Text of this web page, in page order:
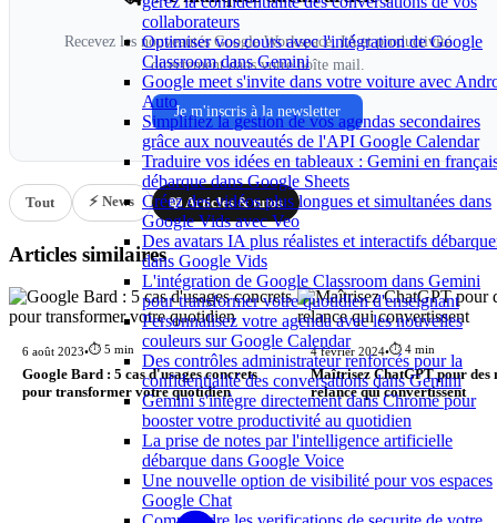
collaborateurs
Optimiser vos cours avec l'intégration de Google
Classroom dans Gemini
Google meet s'invite dans votre voiture avec
Auto
Simplifiez la gestion de vos agendas secondaires
grâce aux nouveautés de l'API Google Calendar
Traduire vos idées en tableaux : Gemini en
débarque dans Google Sheets
Créez des vidéos plus longues et simultanées dans
Google Vids avec Veo
Des avatars IA plus réalistes et interactifs
dans Google Vids
L'intégration de Google Classroom dans Gemini
pour transformer votre quotidien d'enseignant
Personnalisez votre agenda avec les nouvelles
couleurs sur Google Calendar
Des contrôles administrateur renforcés pour la
confidentialité des conversations dans Gemini
Gemini s'intègre directement dans Chrome pour
booster votre productivité au quotidien
La prise de notes par l'intelligence artificielle
débarque dans Google Voice
Une nouvelle option de visibilité pour vos espaces
Google Chat
Recevez les nouveautés Google Workspace, IA et productivité
directement dans votre boîte mail.
Je m'inscris à la newsletter
Tout ⚡ News 📖 Articles & tutos
Articles similaires
6 août 2023•⏱️ 5 min
Google Bard : 5 cas d'usages concrets
pour transformer votre quotidien
4 février 2024•⏱️ 4 min
Maîtrisez ChatGPT pour des
relance qui convertissent